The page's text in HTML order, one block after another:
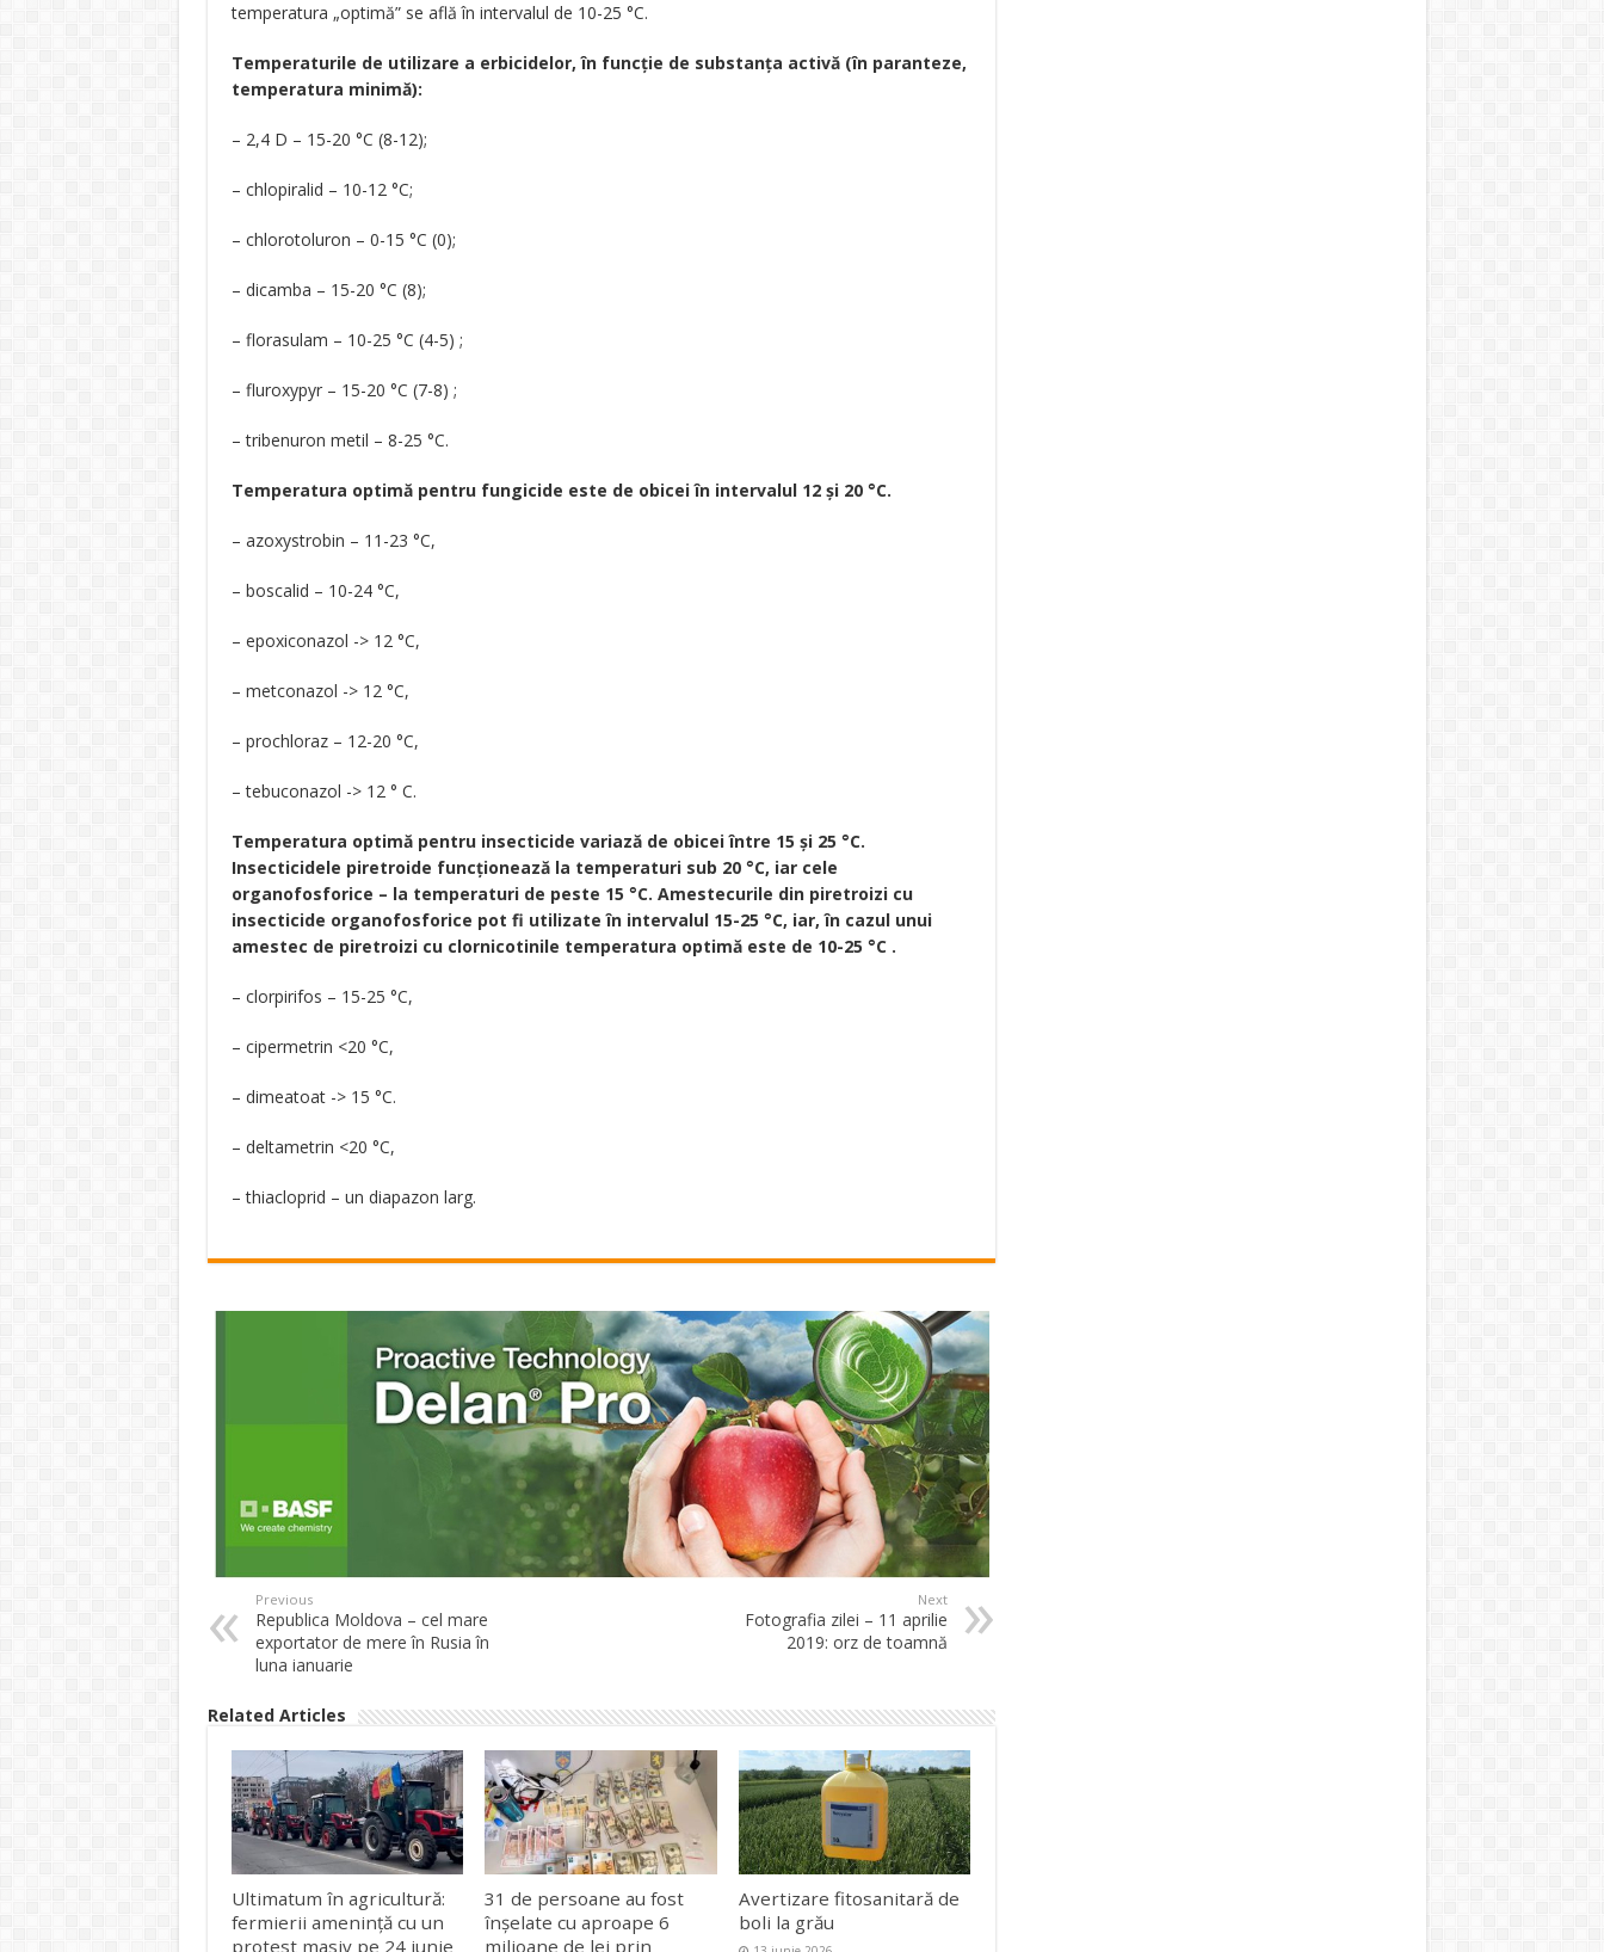
temperatura „optimă” se află în intervalul de 10-25 °C.
Temperaturile de utilizare a erbicidelor, în funcție de substanța activă (în paranteze,
temperatura minimă):
– 2,4 D – 15-20 °C (8-12);
– chlopiralid – 10-12 °C;
– chlorotoluron – 0-15 °C (0);
– dicamba – 15-20 °C (8);
– florasulam – 10-25 °С (4-5) ;
– fluroxypyr – 15-20 °C (7-8) ;
– tribenuron metil – 8-25 °C.
Temperatura optimă pentru fungicide este de obicei în intervalul 12 și 20 °C.
– azoxystrobin – 11-23 °C,
– boscalid – 10-24 °С,
– epoxiconazol -> 12 °C,
– metconazol -> 12 °C,
– prochloraz – 12-20 °C,
– tebuconazol -> 12 ° C.
Temperatura optimă pentru insecticide variază de obicei între 15 și 25 °C.
Insecticidele piretroide funcționează la temperaturi sub 20 °C, iar cele
organofosforice – la temperaturi de peste 15 °C. Amestecurile din piretroizi cu
insecticide organofosforice pot fi utilizate în intervalul 15-25 °C, iar, în cazul unui
amestec de piretroizi cu clornicotinile temperatura optimă este de 10-25 °C .
– clorpirifos – 15-25 °C,
– cipermetrin <20 °C,
– dimeatoat -> 15 °C.
– deltametrin <20 °C,
– thiacloprid – un diapazon larg.
Previous
Republica Moldova – cel mare
exportator de mere în Rusia în
luna ianuarie
Next
Fotografia zilei – 11 aprilie
2019: orz de toamnă
Related Articles
Ultimatum în agricultură:
fermierii amenință cu un
protest masiv pe 24 iunie
31 de persoane au fost
înșelate cu aproape 6
milioane de lei prin
Avertizare fitosanitară de
boli la grău